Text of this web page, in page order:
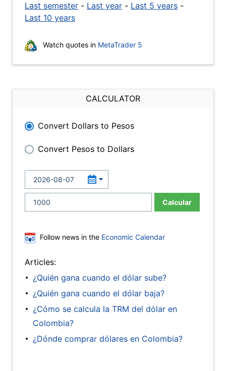
Last semester - Last year - Last 5 years -
Last 10 years
Watch quotes in MetaTrader 5
CALCULATOR
Convert Dollars to Pesos
Convert Pesos to Dollars
Calcular
Follow news in the Economic Calendar
Articles:
¿Quién gana cuando el dólar sube?
¿Quién gana cuando el dólar baja?
¿Cómo se calcula la TRM del dólar en
Colombia?
¿Dónde comprar dólares en Colombia?